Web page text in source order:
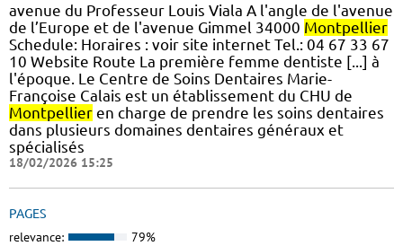
avenue du Professeur Louis Viala A l'angle de l'avenue
de l’Europe et de l'avenue Gimmel 34000 Montpellier
Schedule: Horaires : voir site internet Tel.: 04 67 33 67
10 Website Route La première femme dentiste [...] à
l'époque. Le Centre de Soins Dentaires Marie-
Françoise Calais est un établissement du CHU de
Montpellier en charge de prendre les soins dentaires
dans plusieurs domaines dentaires généraux et
spécialisés
18/02/2026 15:25
PAGES
relevance: 79%